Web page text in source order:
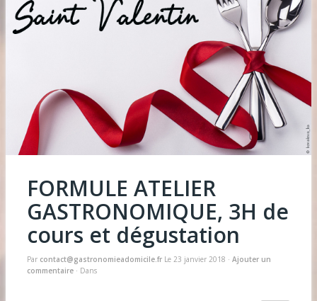
Mes prestations
Réalisations
FORMULE ATELIER
GASTRONOMIQUE, 3H de
cours et dégustation
Par contact@gastronomieadomicile.fr Le 23 janvier 2018 · Ajouter un
commentaire · Dans